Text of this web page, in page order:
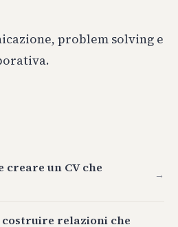
problem solving e
creare un CV che
→
relazioni che